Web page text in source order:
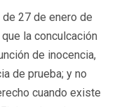
27 de enero de
la conculcación
de inocencia,
de prueba; y no
cuando existe